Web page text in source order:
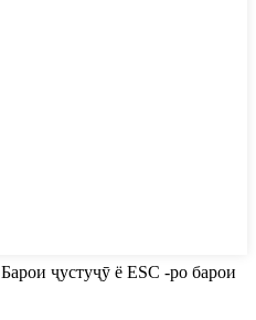
Барои ҷустуҷӯ ё ESC -ро барои